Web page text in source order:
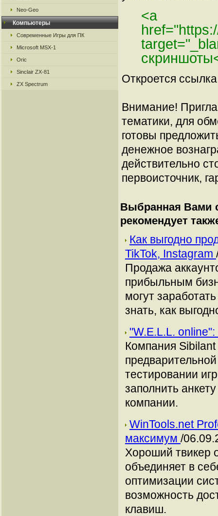
Neo-Geo
Компьютеры
Современные Игры для ПК
Microsoft MSX-1
Oric
Sinclair ZX-81
ZX Spectrum
<a
Откроется
Внимание!
тематики, для
готовы
денежное
действительно
первоисточник,
Выбранная Вами
рекомендует
Как выгодно
TikTok, Instagram
Продажа
прибыльным
могут
знать, как
"W.E.L.L.
Компания
тестировании
заполнить
компании.
WinTools.net
максимум /
Хороший твикер
объединяет в
оптимизации
возможность
клавиш.